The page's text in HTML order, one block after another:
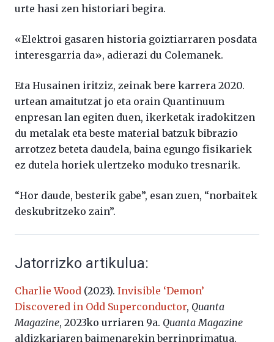
urte hasi zen historiari begira.
«Elektroi gasaren historia goiztiarraren posdata
interesgarria da», adierazi du Colemanek.
Eta Husainen iritziz, zeinak bere karrera 2020.
urtean amaitutzat jo eta orain Quantinuum
enpresan lan egiten duen, ikerketak iradokitzen
du metalak eta beste material batzuk bibrazio
arrotzez beteta daudela, baina egungo fisikariek
ez dutela horiek ulertzeko moduko tresnarik.
“Hor daude, besterik gabe”, esan zuen, “norbaitek
deskubritzeko zain”.
Jatorrizko artikulua:
Charlie Wood (2023). Invisible ‘Demon’
Discovered in Odd Superconductor, Quanta
Magazine, 2023ko urriaren 9a. Quanta Magazine
aldizkariaren baimenarekin berrinprimatua.